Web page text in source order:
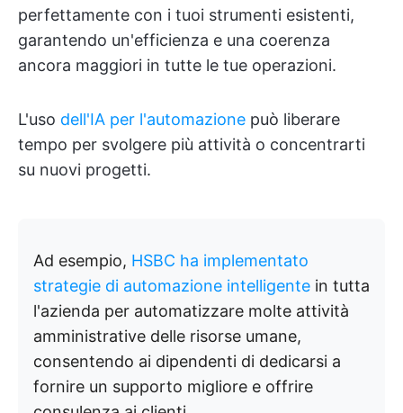
perfettamente con i tuoi strumenti esistenti,
garantendo un'efficienza e una coerenza
ancora maggiori in tutte le tue operazioni.
L'uso dell'IA per l'automazione può liberare
tempo per svolgere più attività o concentrarti
su nuovi progetti.
Ad esempio, HSBC ha implementato
strategie di automazione intelligente in tutta
l'azienda per automatizzare molte attività
amministrative delle risorse umane,
consentendo ai dipendenti di dedicarsi a
fornire un supporto migliore e offrire